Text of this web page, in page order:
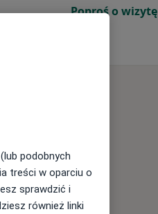
Poproś o wizytę
podobnych
treści w oparciu o
sprawdzić i
również linki